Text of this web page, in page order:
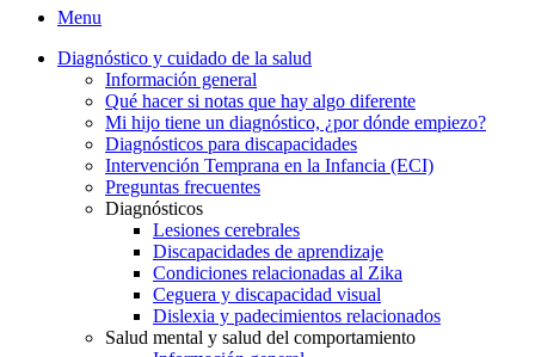
Menu
Diagnóstico y cuidado de la salud
Información general
Qué hacer si notas que hay algo diferente
Mi hijo tiene un diagnóstico, ¿por dónde empiezo?
Diagnósticos para discapacidades
Intervención Temprana en la Infancia (ECI)
Preguntas frecuentes
Diagnósticos
Lesiones cerebrales
Discapacidades de aprendizaje
Condiciones relacionadas al Zika
Ceguera y discapacidad visual
Dislexia y padecimientos relacionados
Salud mental y salud del comportamiento